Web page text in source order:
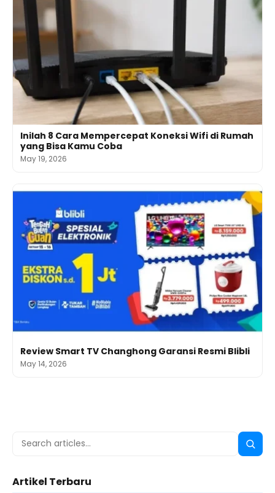
Inilah 8 Cara Mempercepat Koneksi Wifi di Rumah
yang Bisa Kamu Coba
May 19, 2026
Review Smart TV Changhong Garansi Resmi Blibli
May 14, 2026
Search
Search
Artikel Terbaru